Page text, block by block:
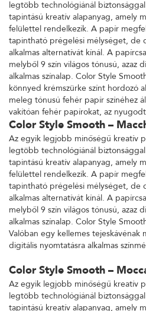
legtöbb technológiánál
tapintású kreatív alapanyag, amely
felülettel rendelkezik. A papír
tapintható prégelési mélységet, de
alkalmas alternatívát kínál. A
melyből 9 szín világos tónusú, azaz
alkalmas színalap. Color Style
könnyed krémszürke színt hordozó
meleg tónusú fehér papír színéhez
vakítóan fehér papírokat, az
Color Style Smooth –
Az egyik legjobb minőségű kreatív
legtöbb technológiánál
tapintású kreatív alapanyag, amely
felülettel rendelkezik. A papír
tapintható prégelési mélységet, de
alkalmas alternatívát kínál. A
melyből 9 szín világos tónusú, azaz
alkalmas színalap. Color Style
Valóban egy kellemes tejeskávénak
digitális nyomtatásra alkalmas
Color Style Smooth –
Az egyik legjobb minőségű kreatív
legtöbb technológiánál
tapintású kreatív alapanyag, amely